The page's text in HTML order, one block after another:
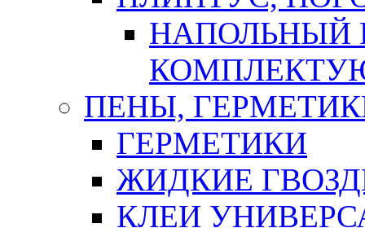
НАПОЛЬНЫЙ
ПЕНЫ,
ГЕРМЕТИКИ
ЖИДКИЕ
КЛЕИ